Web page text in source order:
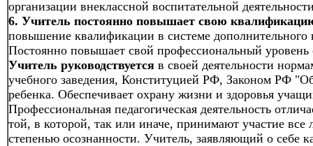
организации внеклассной воспитательной
6. Учитель постоянно повышает свою
повышение квалификации в системе дополнительного
Постоянно повышает свой профессиональный уровень
Учитель руководствуется в своей деятельности
учебного заведения, Конституцией РФ, Законом РФ
ребенка. Обеспечивает охрану жизни и здоровья
Профессиональная педагогическая деятельность
той, в которой, так или иначе, принимают участие все
степенью осознанности. Учитель, заявляющий о себе